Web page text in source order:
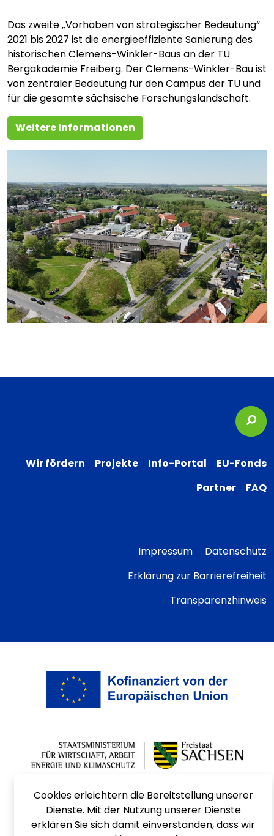
Das zweite „Vorhaben von strategischer Bedeutung“
2021 bis 2027 ist die energieeffiziente Sanierung des
historischen Clemens-Winkler-Baus an der TU
Bergakademie Freiberg. Der Clemens-Winkler-Bau ist
von zentraler Bedeutung für den Campus der TU und
für die gesamte sächsische Forschungslandschaft.
Weitere Informationen
Wir fördern Projekte Info-Portal
EU-Fonds
Partner
FAQ
Impressum
Datenschutz
Erklärung zur Barrierefreiheit
Transparenzhinweis
Cookies erleichtern die Bereitstellung unserer
Dienste. Mit der Nutzung unserer Dienste
erklären Sie sich damit einverstanden, dass wir